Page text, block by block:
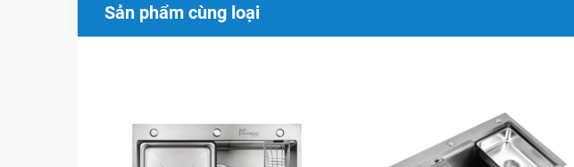
Sản phẩm chế tạo ép khuôn liền khối hố chất lượng cao.
Giá thành hợp lý cùng với nhiều ưu đãi hấp dẫn, vòi rửa chén luôn là lựa
Sản phẩm cùng loại